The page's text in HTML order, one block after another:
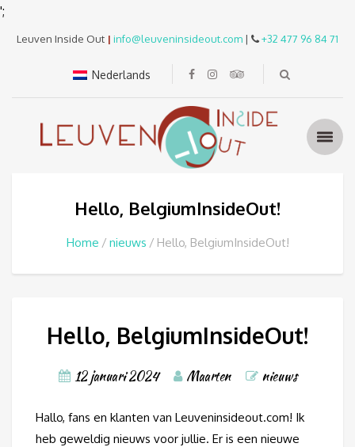
';
Leuven Inside Out | info@leuveninsideout.com | +32 477 96 84 71
Nederlands
Hello, BelgiumInsideOut!
Home nieuws Hello, BelgiumInsideOut!
Hello, BelgiumInsideOut!
12 januari 2024 Maarten nieuws
Hallo, fans en klanten van Leuveninsideout.com! Ik
heb geweldig nieuws voor jullie. Er is een nieuwe